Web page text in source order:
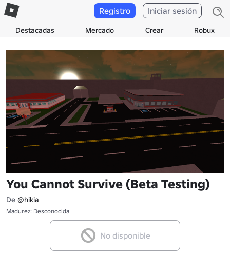
Destacadas Mercado Crear Robux
Registro Iniciar sesión
You Cannot Survive (Beta Testing)
De @hikia
Madurez: Desconocida
No disponible